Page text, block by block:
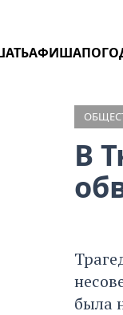
АФИША
В
была